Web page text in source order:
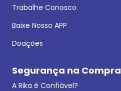
Trabalhe Conosco
Baixe Nosso APP
Doações
Segurança na Compra
A Rika é Confiável?